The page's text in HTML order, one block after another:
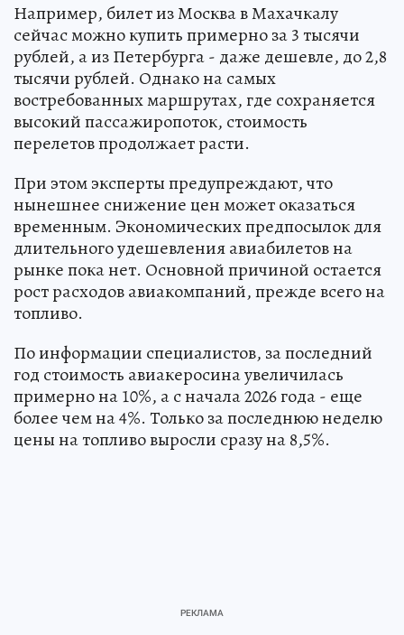
Например, билет из Москва в Махачкалу
сейчас можно купить примерно за 3 тысячи
рублей, а из Петербурга - даже дешевле, до 2,8
тысячи рублей. Однако на самых
востребованных маршрутах, где сохраняется
высокий пассажиропоток, стоимость
перелетов продолжает расти.
При этом эксперты предупреждают, что
нынешнее снижение цен может оказаться
временным. Экономических предпосылок для
длительного удешевления авиабилетов на
рынке пока нет. Основной причиной остается
рост расходов авиакомпаний, прежде всего на
топливо.
По информации специалистов, за последний
год стоимость авиакеросина увеличилась
примерно на 10%, а с начала 2026 года - еще
более чем на 4%. Только за последнюю неделю
цены на топливо выросли сразу на 8,5%.